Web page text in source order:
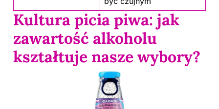
Kultura picia piwa: jak
zawartość alkoholu
kształtuje nasze wybory?